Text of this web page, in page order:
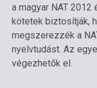
a magyar NAT
kötetek biztosítják,
megszerezzék a
nyelvtudást. Az
végezhetők el.